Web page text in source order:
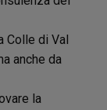
Colle di Val
anche da
la